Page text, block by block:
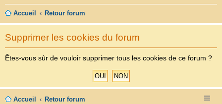
Accueil Retour forum
Supprimer les cookies du forum
Êtes-vous sûr de vouloir supprimer tous les cookies de ce forum ?
Accueil Retour forum